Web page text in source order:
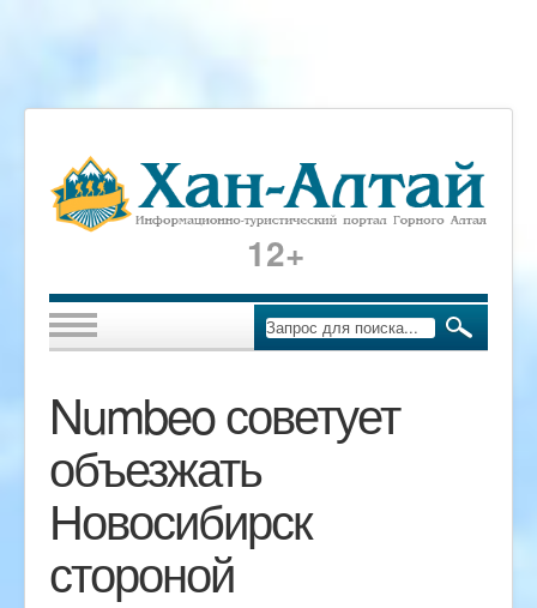
12+
Numbeo советует
объезжать
Новосибирск
стороной